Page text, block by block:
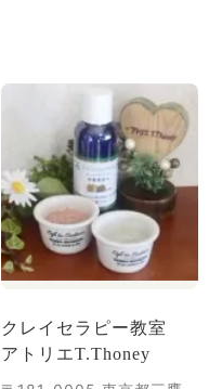
クレイセラピー教室
アトリエT.Thoney